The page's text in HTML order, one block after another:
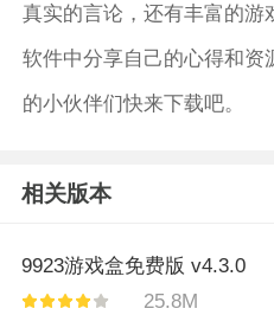
真实的言论，还有丰富的游
软件中分享自己的心得和资
的小伙伴们快来下载吧。
相关版本
9923游戏盒免费版 v4.3.0
25.8M